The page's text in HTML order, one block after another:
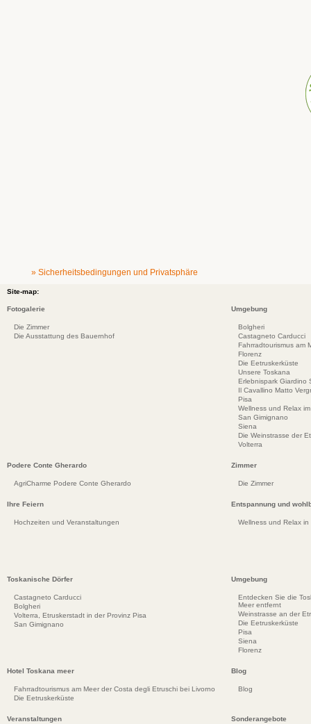
» Sicherheitsbedingungen und Privatsphäre
Site-map:
Fotogalerie
Die Zimmer
Die Ausstattung des Bauernhof
Umgebung
Bolgheri
Castagneto Carducci
Fahrradtourismus am
Florenz
Die Eetruskerküste
Unsere Toskana
Erlebnispark Giardino
Il Cavallino Matto
Pisa
Wellness und Relax
San Gimignano
Siena
Die Weinstrasse der
Volterra
Podere Conte Gherardo
AgriCharme Podere Conte Gherardo
Zimmer
Die Zimmer
Ihre Feiern
Hochzeiten und Veranstaltungen
Entspannung und
Wellness und Relax in
Toskanische Dörfer
Castagneto Carducci
Bolgheri
Volterra, Etruskerstadt in der Provinz Pisa
San Gimignano
Umgebung
Entdecken Sie die
Meer entfernt
Weinstrasse an der
Die Eetruskerküste
Pisa
Siena
Florenz
Hotel Toskana meer
Fahrradtourismus am Meer der Costa degli Etruschi bei Livorno
Die Eetruskerküste
Blog
Blog
Veranstaltungen Sonderangebote